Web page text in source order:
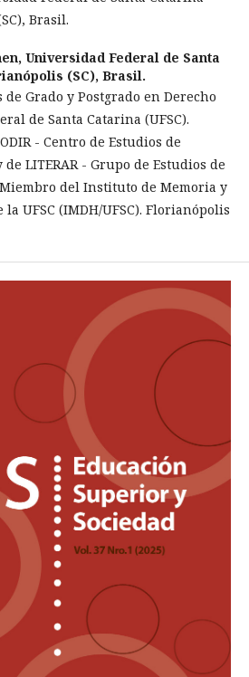
Brasil.
Universidad Federal de Santa
(SC), Brasil.
Grado y Postgrado en Derecho
de Santa Catarina (UFSC).
- Centro de Estudios de
LITERAR - Grupo de Estudios de
del Instituto de Memoria y
UFSC (IMDH/UFSC). Florianópolis